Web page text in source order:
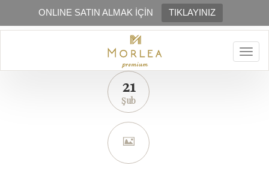
ONLINE SATIN ALMAK İÇİN TIKLAYINIZ
21
Şub